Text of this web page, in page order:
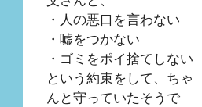
・人の悪口を言わない
・嘘をつかない
・ゴミをポイ捨てしない
という約束をして、ちゃ
んと守っていたそうで